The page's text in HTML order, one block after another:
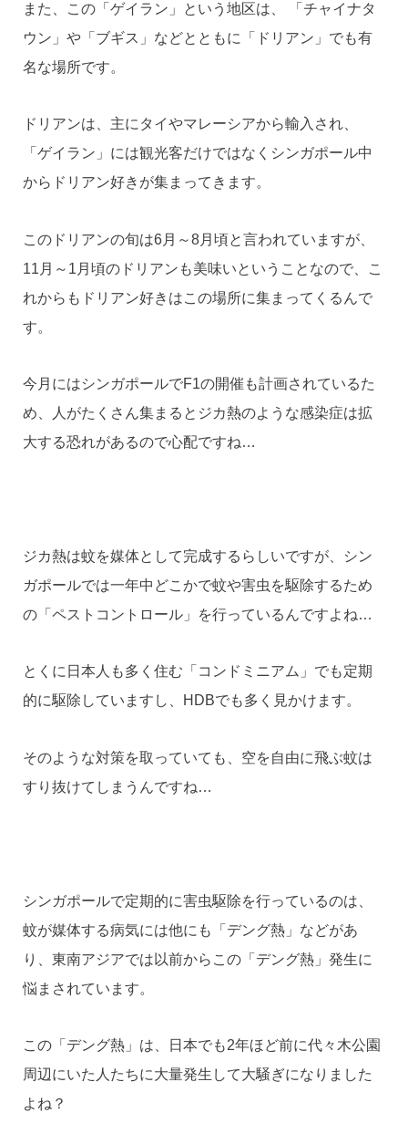
また、この「ゲイラン」という地区は、 「チャイナタ
ウン」や「ブギス」などとともに「ドリアン」でも有
名な場所です。
ドリアンは、主にタイやマレーシアから輸入され、
「ゲイラン」には観光客だけではなくシンガポール中
からドリアン好きが集まってきます。
このドリアンの旬は6月～8月頃と言われていますが、
11月～1月頃のドリアンも美味いということなので、こ
れからもドリアン好きはこの場所に集まってくるんで
す。
今月にはシンガポールでF1の開催も計画されているた
め、人がたくさん集まるとジカ熱のような感染症は拡
大する恐れがあるので心配ですね…
ジカ熱は蚊を媒体として完成するらしいですが、シン
ガポールでは一年中どこかで蚊や害虫を駆除するため
の「ペストコントロール」を行っているんですよね…
とくに日本人も多く住む「コンドミニアム」でも定期
的に駆除していますし、HDBでも多く見かけます。
そのような対策を取っていても、空を自由に飛ぶ蚊は
すり抜けてしまうんですね…
シンガポールで定期的に害虫駆除を行っているのは、
蚊が媒体する病気には他にも「デング熱」などがあ
り、東南アジアでは以前からこの「デング熱」発生に
悩まされています。
この「デング熱」は、日本でも2年ほど前に代々木公園
周辺にいた人たちに大量発生して大騒ぎになりました
よね？